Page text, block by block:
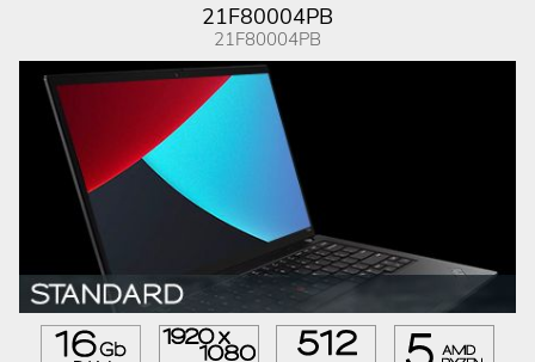
21F80004PB
21F80004PB